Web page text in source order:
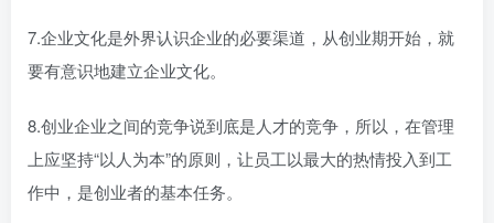
7.企业文化是外界认识企业的必要渠道，从创业期开始，就
要有意识地建立企业文化。
8.创业企业之间的竞争说到底是人才的竞争，所以，在管理
上应坚持“以人为本”的原则，让员工以最大的热情投入到工
作中，是创业者的基本任务。